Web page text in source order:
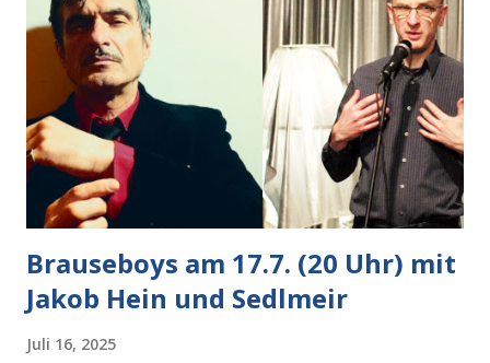
Wedding muss man immer aufpassen!” “Mach ich!”,
bestätigte der freundliche Nachbar, "Hab alles im Blick!”
Wir fixierten die ertappte Krähe, die sich zurückzog.
Heute ging sie leer aus, Abspann, Ende. Die Brauseboys am
Donnerstag, 4.6. (20 Uhr) Mit Mareike Barmeyer , Jobinski
und Bjarne Haus der Sinne (Ystader St...
Brauseboys am 17.7. (20 Uhr) mit
Jakob Hein und Sedlmeir
Juli 16, 2025